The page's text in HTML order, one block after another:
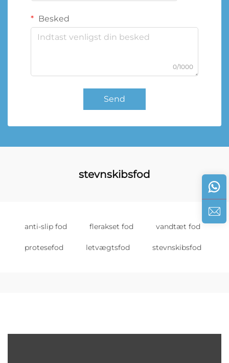
Besked
0/1000
Send
stevnskibsfod
anti-slip fod flerakset fod vandtæt fod
protesefod letvægtsfod stevnskibsfod